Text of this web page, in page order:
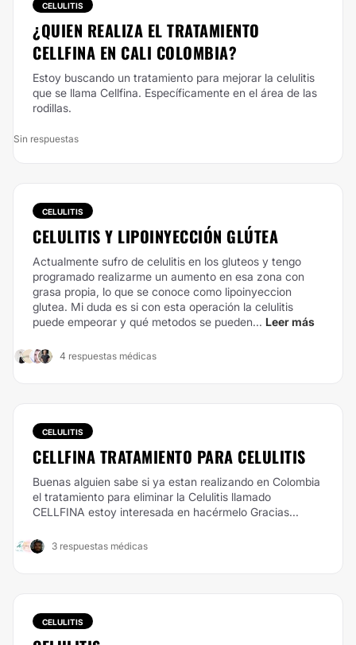
CELULITIS
¿QUIEN REALIZA EL TRATAMIENTO
CELLFINA EN CALI COLOMBIA?
Estoy buscando un tratamiento para mejorar la celulitis
que se llama Cellfina. Específicamente en el área de las
rodillas.
Sin respuestas
CELULITIS
CELULITIS Y LIPOINYECCIÓN GLÚTEA
Actualmente sufro de celulitis en los gluteos y tengo
programado realizarme un aumento en esa zona con
grasa propia, lo que se conoce como lipoinyeccion
glutea. Mi duda es si con esta operación la celulitis
puede empeorar y qué metodos se pueden... Leer más
4 respuestas médicas
CELULITIS
CELLFINA TRATAMIENTO PARA CELULITIS
Buenas alguien sabe si ya estan realizando en Colombia
el tratamiento para eliminar la Celulitis llamado
CELLFINA estoy interesada en hacérmelo Gracias...
3 respuestas médicas
CELULITIS